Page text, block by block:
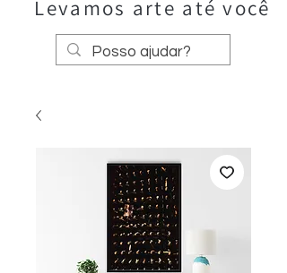
Levamos arte até você